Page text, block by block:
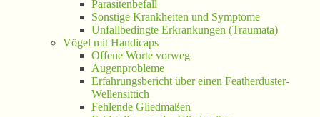
Parasitenbefall
Sonstige Krankheiten und Symptome
Unfallbedingte Erkrankungen (Traumata)
Vögel mit Handicaps
Offene Worte vorweg
Augenprobleme
Erfahrungsbericht über einen Featherduster-
Wellensittich
Fehlende Gliedmaßen